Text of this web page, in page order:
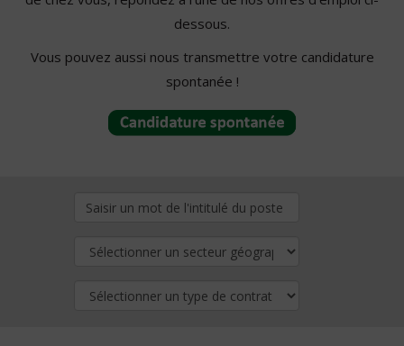
dessous.
Vous pouvez aussi nous transmettre votre candidature
spontanée !